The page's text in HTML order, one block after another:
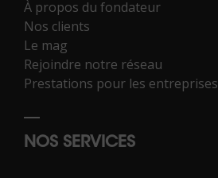
À propos du fondateur
Nos clients
Le mag
Rejoindre notre réseau
Prestations pour les entreprises
NOS SERVICES